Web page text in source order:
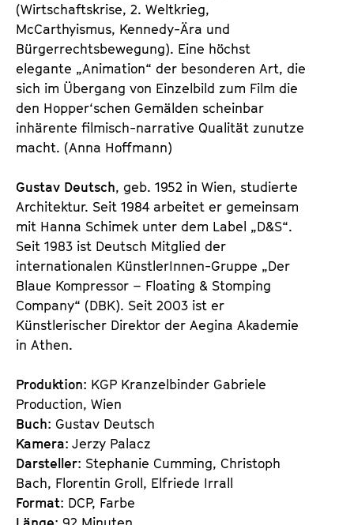
(Wirtschaftskrise, 2. Weltkrieg,
McCarthyismus, Kennedy-Ära und
Bürgerrechtsbewegung). Eine höchst
elegante „Animation“ der besonderen Art, die
sich im Übergang von Einzelbild zum Film die
den Hopper‘schen Gemälden scheinbar
inhärente filmisch-narrative Qualität zunutze
macht. (Anna Hoffmann)
Gustav Deutsch, geb. 1952 in Wien, studierte
Architektur. Seit 1984 arbeitet er gemeinsam
mit Hanna Schimek unter dem Label „D&S“.
Seit 1983 ist Deutsch Mitglied der
internationalen KünstlerInnen-Gruppe „Der
Blaue Kompressor – Floating & Stomping
Company“ (DBK). Seit 2003 ist er
Künstlerischer Direktor der Aegina Akademie
in Athen.
Produktion: KGP Kranzelbinder Gabriele
Production, Wien
Buch: Gustav Deutsch
Kamera: Jerzy Palacz
Darsteller: Stephanie Cumming, Christoph
Bach, Florentin Groll, Elfriede Irrall
Format: DCP, Farbe